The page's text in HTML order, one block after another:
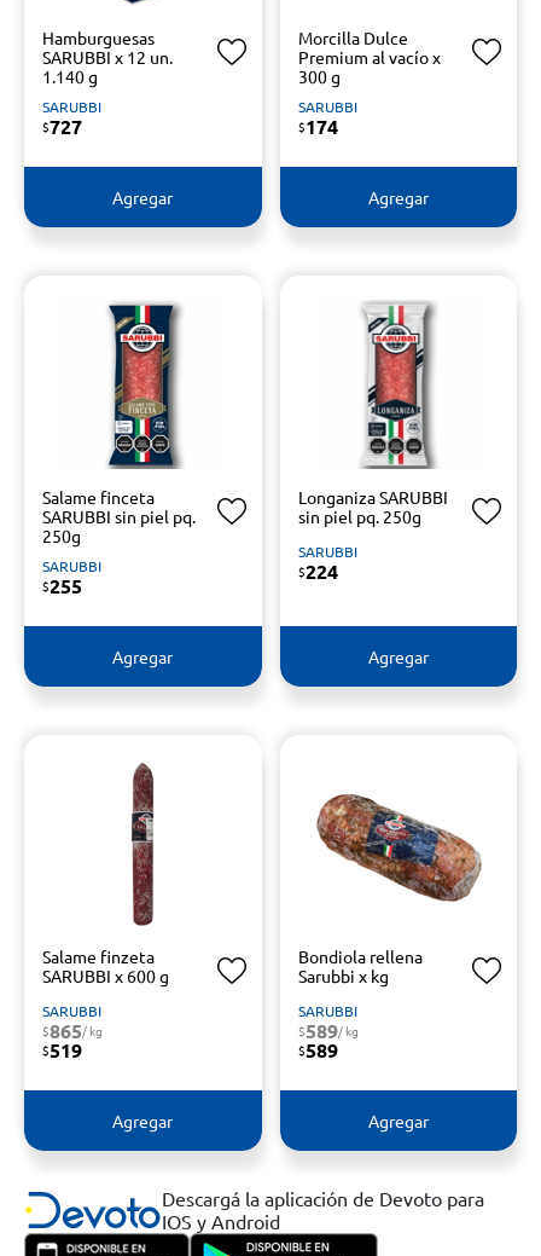
Hamburguesas
SARUBBI x 12 un.
1.140 g
SARUBBI
$727
Agregar
Morcilla Dulce
Premium al vacío x
300 g
SARUBBI
$174
Agregar
Salame finceta
SARUBBI sin piel pq.
250g
SARUBBI
$255
Agregar
Longaniza SARUBBI
sin piel pq. 250g
SARUBBI
$224
Agregar
Salame finzeta
SARUBBI x 600 g
SARUBBI
$865/ kg
$519
Agregar
Bondiola rellena
Sarubbi x kg
SARUBBI
$589/ kg
$589
Agregar
Descargá la aplicación de Devoto para
IOS y Android